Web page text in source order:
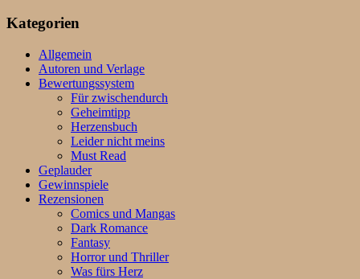
Kategorien
Allgemein
Autoren und Verlage
Bewertungssystem
Für zwischendurch
Geheimtipp
Herzensbuch
Leider nicht meins
Must Read
Geplauder
Gewinnspiele
Rezensionen
Comics und Mangas
Dark Romance
Fantasy
Horror und Thriller
Was fürs Herz